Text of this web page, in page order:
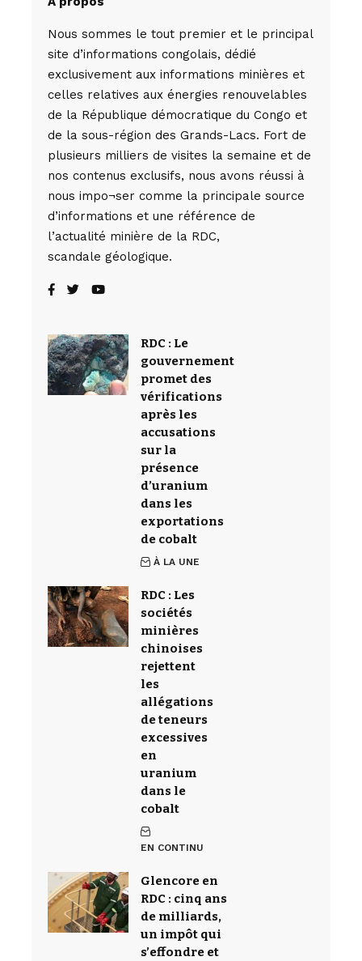
Nous sommes le tout premier et le principal
site d’informations congolais, dédié
exclusivement aux informations minières et
celles relatives aux énergies renouvelables
de la République démocratique du Congo et
de la sous-région des Grands-Lacs. Fort de
plusieurs milliers de visites la semaine et de
nos contenus exclusifs, nous avons réussi à
nous impo¬ser comme la principale source
d’informations et une référence de
l’actualité minière de la RDC,
scandale géologique.
RDC : Le
gouvernement
promet des
vérifications
après les
accusations
sur la
présence
d’uranium
dans les
exportations
de cobalt
À LA UNE
RDC : Les
sociétés
minières
chinoises
rejettent
les
allégations
de teneurs
excessives
en
uranium
dans le
cobalt
EN CONTINU
Glencore en
RDC : cinq ans
de milliards,
un impôt qui
s’effondre et